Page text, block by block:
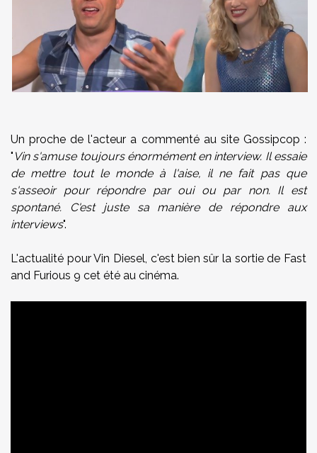
Un proche de l'acteur a commenté au site Gossipcop :
" Vin s'amuse toujours énormément en interview. Il essaie
de mettre tout le monde à l'aise, il ne fait pas que
s'asseoir pour répondre par oui ou par non. Il est
spontané. C'est juste sa manière de répondre aux
interviews".
L'actualité pour Vin Diesel, c'est bien sûr la sortie de Fast
and Furious 9 cet été au cinéma.